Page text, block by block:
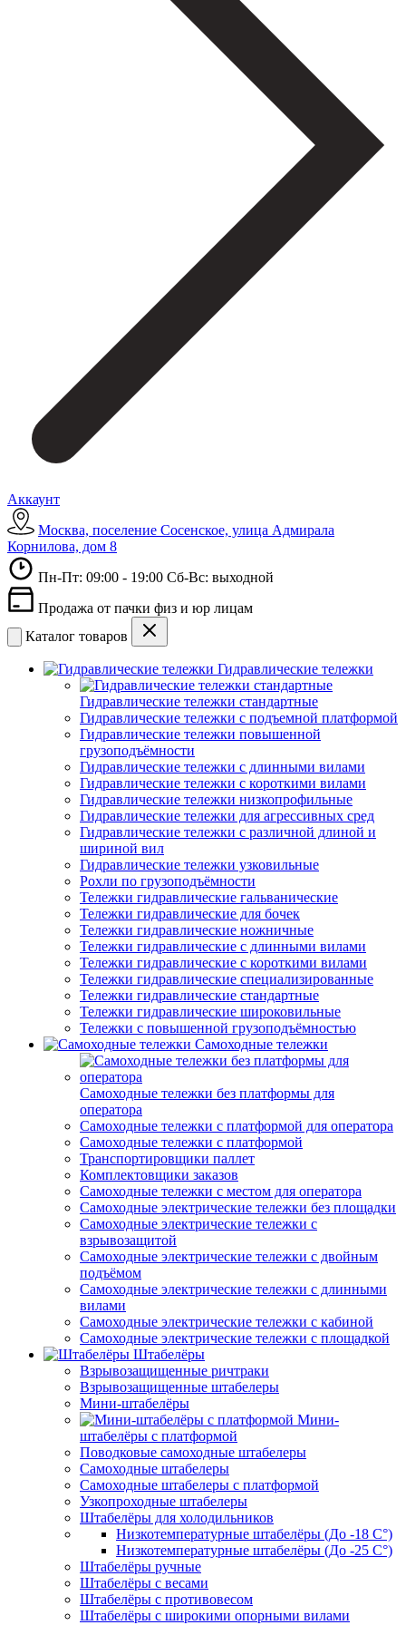
Аккаунт
Москва, поселение Сосенское, улица Адмирала
Корнилова, дом 8
Пн-Пт: 09:00 - 19:00 Сб-Вс: выходной
Продажа от пачки физ и юр лицам
Каталог товаров
Гидравлические тележки
Гидравлические тележки стандартные
Гидравлические тележки с подъемной платформой
Гидравлические тележки повышенной
грузоподъёмности
Гидравлические тележки с длинными вилами
Гидравлические тележки с короткими вилами
Гидравлические тележки низкопрофильные
Гидравлические тележки для агрессивных сред
Гидравлические тележки с различной длиной и
шириной вил
Гидравлические тележки узковильные
Рохли по грузоподъёмности
Тележки гидравлические гальванические
Тележки гидравлические для бочек
Тележки гидравлические ножничные
Тележки гидравлические с длинными вилами
Тележки гидравлические с короткими вилами
Тележки гидравлические специализированные
Тележки гидравлические стандартные
Тележки гидравлические широковильные
Тележки с повышенной грузоподъёмностью
Самоходные тележки
Самоходные тележки без платформы для
оператора
Самоходные тележки с платформой для оператора
Самоходные тележки с платформой
Транспортировщики паллет
Комплектовщики заказов
Самоходные тележки с местом для оператора
Самоходные электрические тележки без площадки
Самоходные электрические тележки с
взрывозащитой
Самоходные электрические тележки с двойным
подъёмом
Самоходные электрические тележки с длинными
вилами
Самоходные электрические тележки с кабиной
Самоходные электрические тележки с площадкой
Штабелёры
Взрывозащищенные ричтраки
Взрывозащищенные штабелеры
Мини-штабелёры
Мини-
штабелёры с платформой
Поводковые самоходные штабелеры
Самоходные штабелеры
Самоходные штабелеры с платформой
Узкопроходные штабелеры
Штабелёры для холодильников
Низкотемпературные штабелёры (До -18 C°)
Низкотемпературные штабелёры (До -25 C°)
Штабелёры ручные
Штабелёры с весами
Штабелёры с противовесом
Штабелёры с широкими опорными вилами